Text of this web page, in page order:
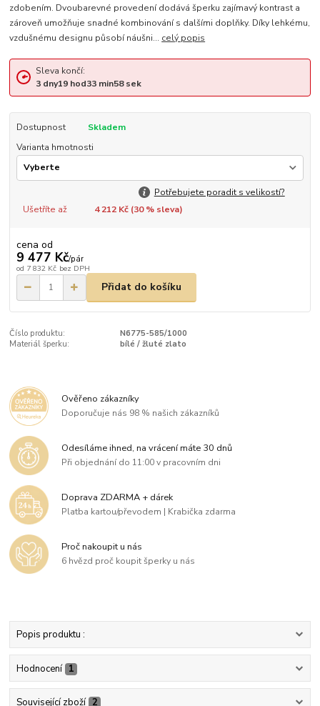
zdobením. Dvoubarevné provedení dodává šperku zajímavý kontrast a
zároveň umožňuje snadné kombinování s dalšími doplňky. Díky lehkému,
vzdušnému designu působí náušni... celý popis
Sleva končí:
3 dny19hod33min58sek
Dostupnost
Skladem
Varianta hmotnosti
Potřebujete poradit s velikostí?
Ušetříte až
4 212 Kč (30% sleva)
cena od
9 477 Kč/pár
od 7 832 Kč bez DPH
Přidat do košíku
Číslo produktu:
N6775-585/1000
Materiál šperku:
bílé / žluté zlato
Ověřeno zákazníky
Doporučuje nás 98 % našich zákazníků
Odesíláme ihned, na vrácení máte 30 dnů
Při objednání do 11:00 v pracovním dni
Doprava ZDARMA + dárek
Platba kartou/převodem | Krabička zdarma
Proč nakoupit u nás
6 hvězd proč koupit šperky u nás
Popis produktu :
Hodnocení 1
Související zboží 2